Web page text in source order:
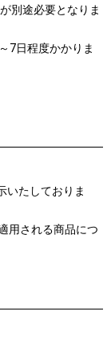
別途必要となりま
7日程度かかりま
いたしておりま
用される商品につ